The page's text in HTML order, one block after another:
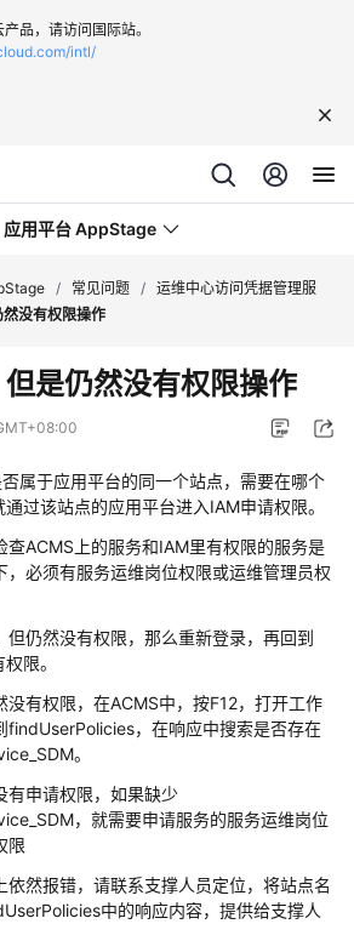
品，请访问国际站。
intl/
应用平台 AppStage
/ 常见问题 / 运维中心访问凭据管理服
没有权限操作
是仍然没有权限操作
属于应用平台的同一个站点，需要在哪个
过该站点的应用平台进入IAM申请权限。
查ACMS上的服务和IAM里有权限的服务是
，必须有服务运维岗位权限或运维管理员权
但仍然没有权限，那么重新登录，再回到
限。
没有权限，在ACMS中，按F12，打开工作
findUserPolicies，在响应中搜索是否存在
。
有申请权限，如果缺少
，就需要申请服务的服务运维岗位
限
依然报错，请联系支撑人员定位，将站点名
中的响应内容，提供给支撑人